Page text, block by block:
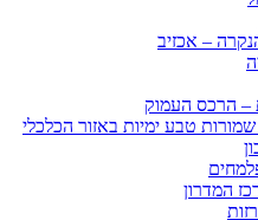
– אכזיב
– הרכס העמוק
תכנית האב ל-10 שמורות טבע ימיות באזור הכלכלי
המדרון